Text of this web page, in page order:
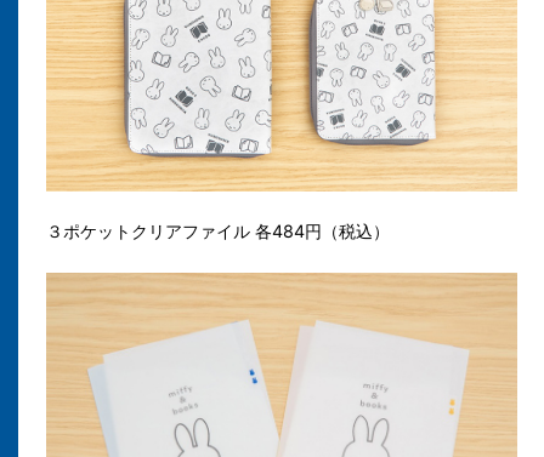
３ポケットクリアファイル 各484円（税込）